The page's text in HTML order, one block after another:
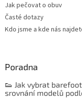
Jak pečovat o obuv
Časté dotazy
Kdo jsme a kde nás
Poradna
👟 Jak vybrat
srovnání modelů